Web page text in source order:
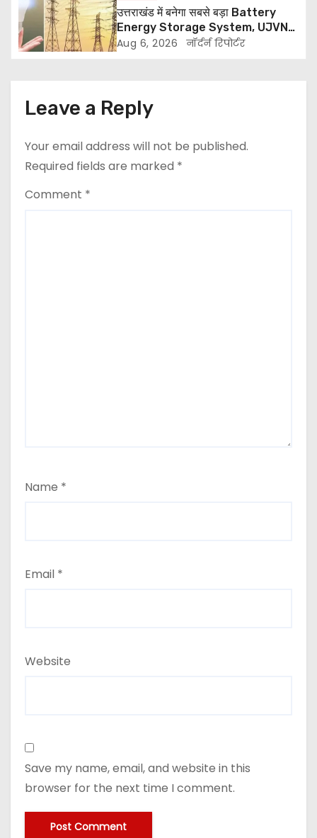
a
t
o
उत्तराखंड में बनेगा सबसे बड़ा Battery
Energy Storage System, UJVNL
लगाएगा 352 करोड़ का प्रोजेक्ट
Aug 6, 2026 नॉर्दर्न रिपोर्टर
Leave a Reply
Your email address will not be published.
Required fields are marked *
Comment *
Name *
Email *
Website
Save my name, email, and website in this
browser for the next time I comment.